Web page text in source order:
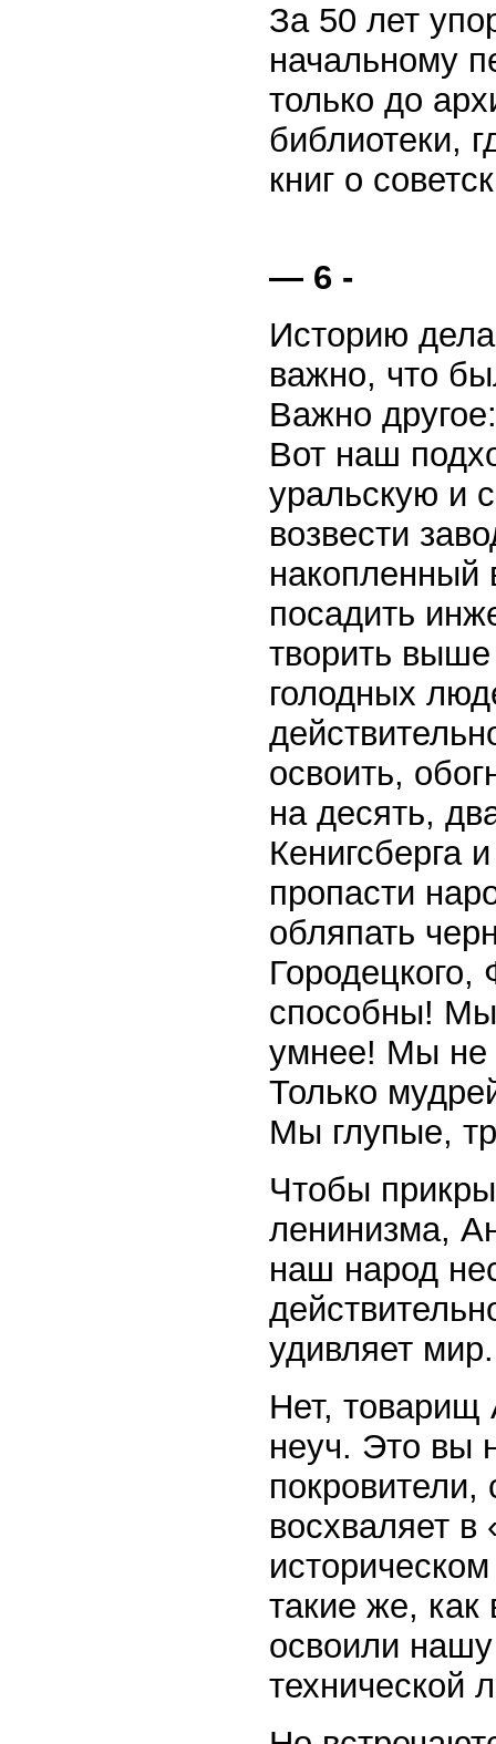
За 50 лет
начальному
только до
библиотеки,
книг о
— 6 -
Историю
важно, что
Важно
Вот наш
уральскую и
возвести
накопленный
посадить
творить выше
голодных
освоить,
на десять,
Кенигсберга
пропасти
обляпать
способны!
умнее! Мы не
Только
Мы глупые,
Чтобы
ленинизма,
наш народ
удивляет мир.
Нет,
неуч. Это вы
покровители,
восхваляет
такие же,
освоили
технической